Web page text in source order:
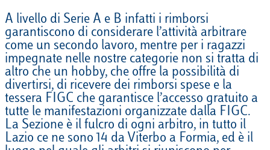
A livello di Serie A e B infatti i rimborsi
garantiscono di considerare l’attività arbitrare
come un secondo lavoro, mentre per i ragazzi
impegnate nelle nostre categorie non si tratta di
altro che un hobby, che offre la possibilità di
divertirsi, di ricevere dei rimborsi spese e la
tessera FIGC che garantisce l’accesso gratuito a
tutte le manifestazioni organizzate dalla FIGC.
La Sezione è il fulcro di ogni arbitro, in tutto il
Lazio ce ne sono 14 da Viterbo a Formia, ed è il